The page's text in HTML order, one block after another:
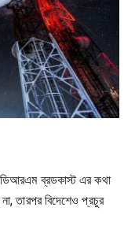
ব্রডকাস্ট এর কথা
তারপর বিদেশেও প্রচুর